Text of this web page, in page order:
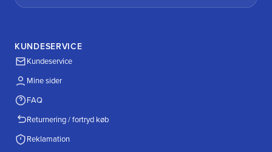
KUNDESERVICE
Kundeservice
Mine sider
FAQ
Returnering / fortryd køb
Reklamation